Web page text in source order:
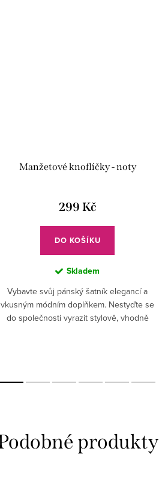
Manžetové knoflíčky - noty
299 Kč
DO KOŠÍKU
Skladem
Vybavte svůj pánský šatník elegancí a
vkusným módním doplňkem. Nestyďte se
do společnosti vyrazit stylově, vhodně